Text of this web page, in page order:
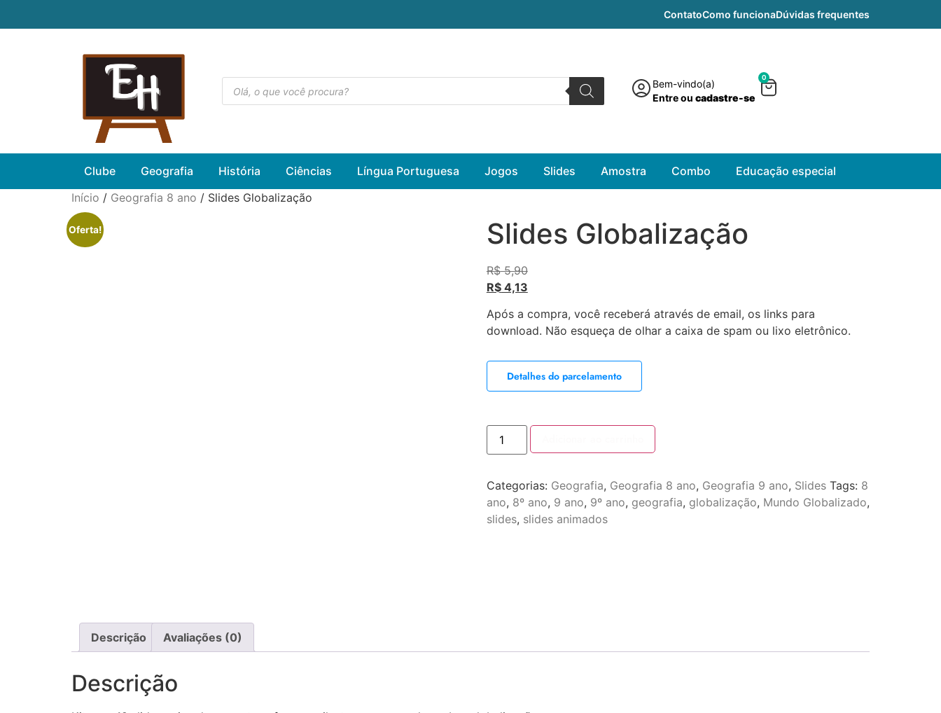
ContatoComo funcionaDúvidas frequentes
Bem-vindo(a)
Entre ou cadastre-se
0
Clube Geografia História Ciências Língua Portuguesa Jogos Slides Amostra Combo
Educação especial
Início / Geografia 8 ano / Slides Globalização
Oferta! Slides Globalização
R$5,90
R$4,13
Após a compra, você receberá através de email, os links para
download. Não esqueça de olhar a caixa de spam ou lixo eletrônico.
Detalhes do parcelamento
Categorias: Geografia, Geografia 8 ano, Geografia 9 ano, Slides Tags: 8
ano, 8º ano, 9 ano, 9º ano, geografia, globalização, Mundo Globalizado,
slides, slides animados
Descrição Avaliações (0)
Descrição